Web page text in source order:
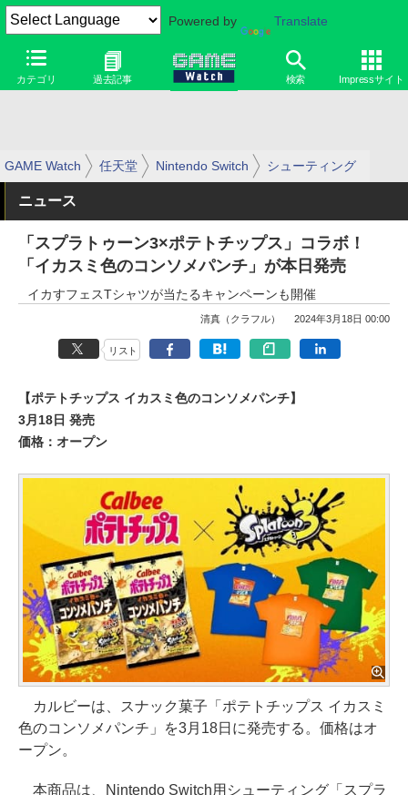
Powered by Translate
カテゴリ 過去記事 検索 Impressサイト
GAME Watch 任天堂 Nintendo Switch シューティング
ニュース
「スプラトゥーン3×ポテトチップス」コラボ！
「イカスミ色のコンソメパンチ」が本日発売
イカすフェスTシャツが当たるキャンペーンも開催
清真（クラフル） 2024年3月18日 00:00
リスト
【ポテトチップス イカスミ色のコンソメパンチ】
3月18日 発売
価格：オープン
カルビーは、スナック菓子「ポテトチップス イカスミ
色のコンソメパンチ」を3月18日に発売する。価格はオ
ープン。
本商品は、Nintendo Switch用シューティング「スプラ